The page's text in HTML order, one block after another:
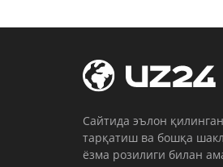
Cайтида эълон
тарқатиш ва бошқа
ёзма розилиги билан